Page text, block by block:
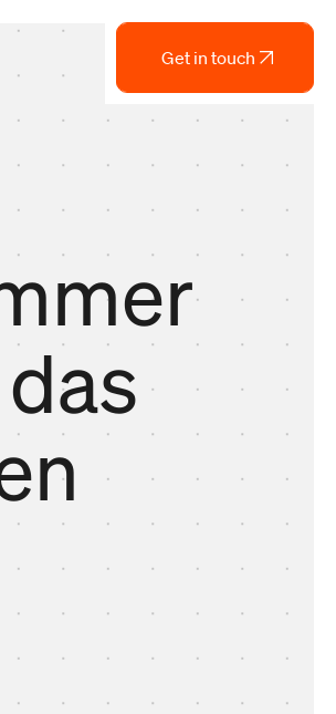
Get in touch